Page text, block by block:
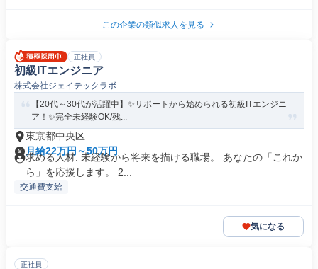
この企業の類似求人を見る
正社員
初級ITエンジニア
株式会社ジェイテックラボ
【20代～30代が活躍中】✨サポートから始められる初級ITエンジニ
ア！✨完全未経験OK/残...
東京都中央区
月給22万円～50万円
求める人材: 未経験から将来を描ける職場。 あなたの「これか
ら」を応援します。 2...
交通費支給
気になる
正社員